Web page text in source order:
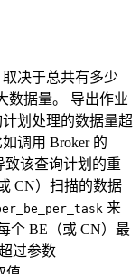
决于总共有多少
数据量。 导出作业
划处理的数据量超
调用 Broker 的
致该查询计划的重
CN）扫描的数据
来
个 BE（或 CN）最
过参数